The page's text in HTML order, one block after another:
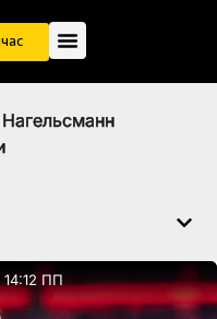
Нагельсманн
ПП